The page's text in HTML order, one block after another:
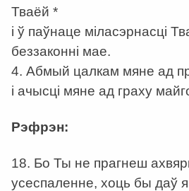
Тваёй *
і ў паўнаце міласэрнасці
беззаконні мае.
4. Абмый цалкам мяне ад
і ачысці мяне ад граху
Рэфрэн:
18. Бо Ты не прагнеш
усеспаленне, хоць бы даў